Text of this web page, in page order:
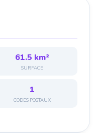
61.5 km²
SURFACE
1
CODES POSTAUX